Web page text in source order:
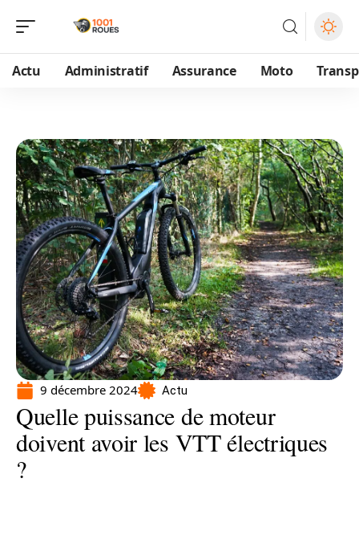
Actu Administratif Assurance Moto
9 décembre 2024 Actu
Quelle puissance de moteur
doivent avoir les VTT électriques
?